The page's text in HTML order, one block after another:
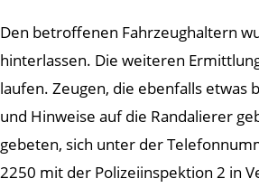
Den betroffenen Fahrzeughaltern
hinterlassen. Die weiteren
laufen. Zeugen, die ebenfalls etwas
und Hinweise auf die Randalierer
gebeten, sich unter der
2250 mit der Polizeiinspektion 2 in